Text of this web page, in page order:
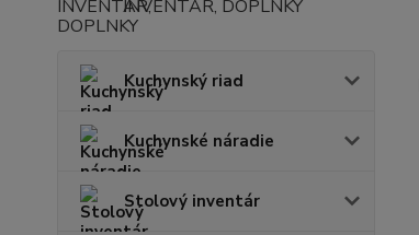
INVENTÁR, DOPLNKY
Kuchynský riad
Kuchynské náradie
Stolový inventár